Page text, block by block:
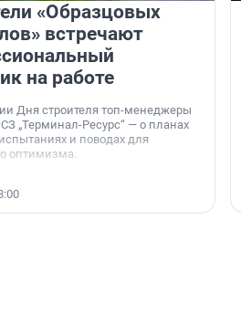
«Образцовых
встречают
на работе
Дня строителя топ-менеджеры
„Терминал-Ресурс“ — о планах
и поводах для
оптимизма.